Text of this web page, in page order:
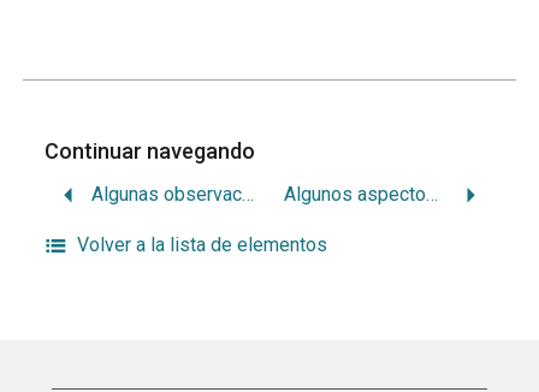
Continuar navegando
Algunas observaciones sobre inervación dentaria Algunos aspectos de la economía dental
Volver a la lista de elementos